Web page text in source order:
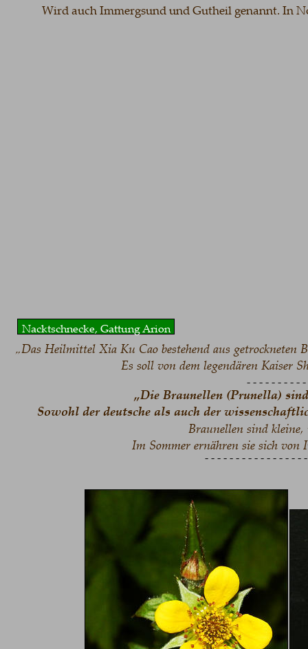
Wird auch Immergsund und Gutheil genannt. In
Nacktschnecke, Gattung Arion
„Die Braunellen (Prunella)
Sowohl der deutsche als auch der
Braunellen sind
Im Sommer ernähren sie sich
- - - - - - - - -
- - - - - - - - - - - - - - - -
„Das Heilmittel Xia Ku Cao bestehend aus getrockneten
Es soll von dem legendären Kaiser